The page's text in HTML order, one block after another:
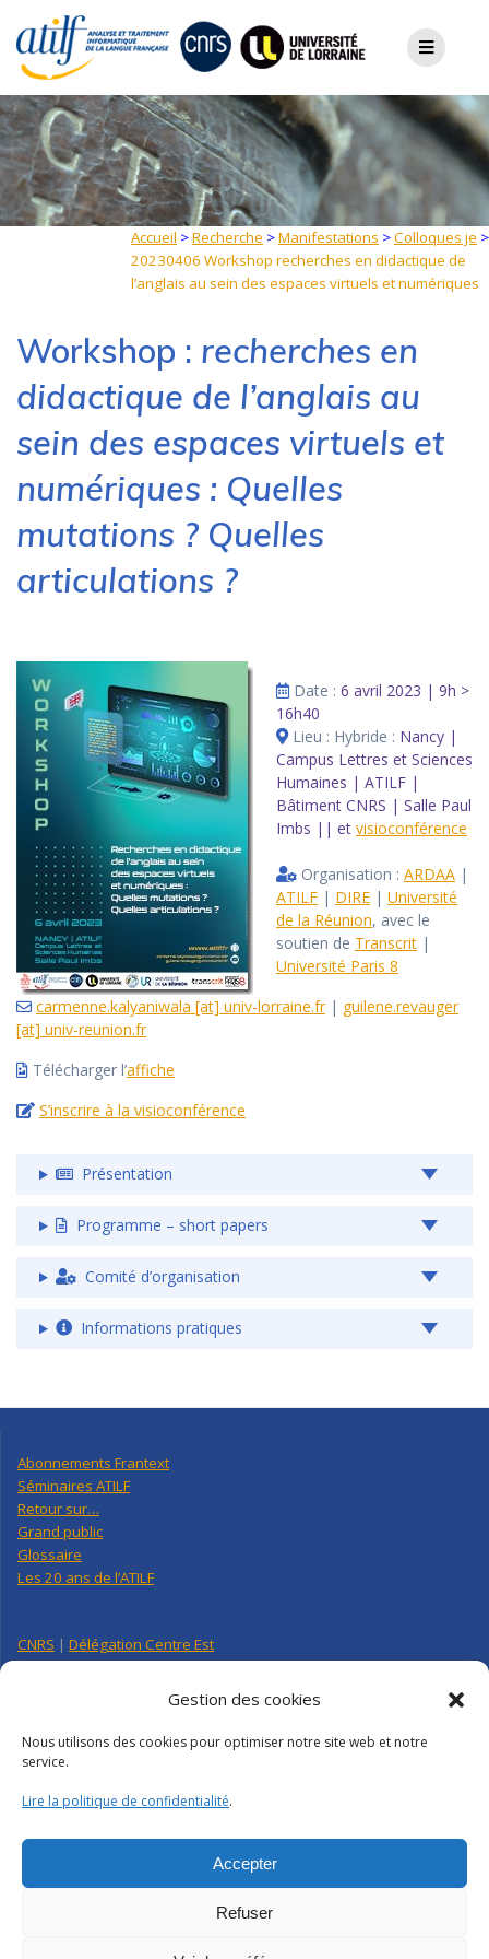
Gestion des cookies
Nous utilisons des cookies pour optimiser notre site web et notre
service.
Lire la politique de confidentialité.
Accepter
Refuser
content
Accueil >Recherche >Manifestations >Colloques je >
20230406 Workshop recherches en didactique de
l’anglais au sein des espaces virtuels et numériques
Workshop : recherches en
didactique de l’anglais au
sein des espaces virtuels et
numériques : Quelles
mutations ? Quelles
articulations ?
Date : 6 avril 2023 | 9h >
16h40
Lieu : Hybride : Nancy |
Campus Lettres et Sciences
Humaines | ATILF |
Bâtiment CNRS | Salle Paul
Imbs || et visioconférence
Organisation : ARDAA |
ATILF | DIRE | Université
de la Réunion, avec le
soutien de Transcrit |
Université Paris 8
carmenne.kalyaniwala [at] univ-lorraine.fr| guilene.revauger
[at] univ-reunion.fr
Télécharger l’affiche
S’inscrire à la visioconférence
Présentation
Programme – short papers
Comité d’organisation
Informations pratiques
Abonnements Frantext
Séminaires ATILF
Retour sur…
Grand public
Glossaire
Les 20 ans de l’ATILF
CNRS | Délégation Centre Est
Université de Lorraine
CNRS Hebdo Centre-Est
Contact|Plan d’accès
Crédits